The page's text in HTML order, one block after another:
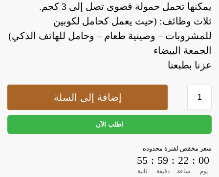
أدوات يدوية إصلاحات اضواء داخلية
يمكنها تحمل حمولة قصوى تصل إلى 3 كجم.
ثلاث وظائف: (حيث يعمل كحامل لكوبين
للمشروبات – وصينية طعام – وحامل للهاتف الذكي)
الجمعة البيضاء
عزنا بطبعنا
إضافة إلى السلة
اطلب الآن
سعر مخفض لفترة محدوده
00
يوم
:
22
ساعة
:
59
دقيقة
:
55
ثانية